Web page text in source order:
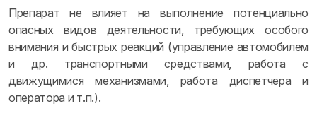
Препарат не влияет на выполнение потенциально
опасных видов деятельности, требующих особого
внимания и быстрых реакций (управление автомобилем
и др. транспортными средствами, работа с
движущимися механизмами, работа диспетчера и
оператора и т.п.).